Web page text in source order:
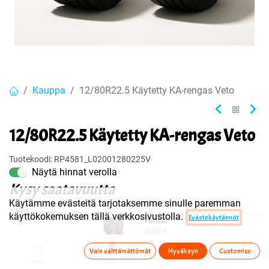
Hinta:
0,00 €
0
Toivelista Tuoteryhmä(t)
Kauppa 12/80R22.5 Käytetty KA-rengas Veto
12/80R22.5 Käytetty KA-rengas Veto
Tuotekoodi: RP4581_L02001280225V
Näytä hinnat verolla
Kysy saatavuutta
/ kpl
Käytämme evästeitä tarjotaksemme sinulle paremman
käyttökokemuksen tällä verkkosivustolla.
Evästekäytännöt
Vain välttämättömät Hyväksyn Customize